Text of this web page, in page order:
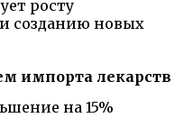
росту
созданию новых
импорта лекарств
на 15%